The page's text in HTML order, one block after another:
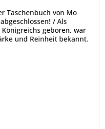
Taschenbuch von Mo
/ Als
geboren, war
und Reinheit bekannt.